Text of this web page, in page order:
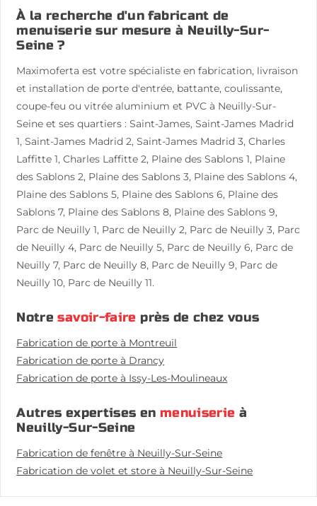
À la recherche d'un fabricant de
menuiserie sur mesure à Neuilly-Sur-
Seine ?
Maximoferta est votre spécialiste en fabrication, livraison
et installation de porte d'entrée, battante, coulissante,
coupe-feu ou vitrée aluminium et PVC à Neuilly-Sur-
Seine et ses quartiers : Saint-James, Saint-James Madrid
1, Saint-James Madrid 2, Saint-James Madrid 3, Charles
Laffitte 1, Charles Laffitte 2, Plaine des Sablons 1, Plaine
des Sablons 2, Plaine des Sablons 3, Plaine des Sablons 4,
Plaine des Sablons 5, Plaine des Sablons 6, Plaine des
Sablons 7, Plaine des Sablons 8, Plaine des Sablons 9,
Parc de Neuilly 1, Parc de Neuilly 2, Parc de Neuilly 3, Parc
de Neuilly 4, Parc de Neuilly 5, Parc de Neuilly 6, Parc de
Neuilly 7, Parc de Neuilly 8, Parc de Neuilly 9, Parc de
Neuilly 10, Parc de Neuilly 11.
Notresavoir-faire près de chez vous
Fabrication de porte à Montreuil
Fabrication de porte à Drancy
Fabrication de porte à Issy-Les-Moulineaux
Autres expertises en menuiserie à
Neuilly-Sur-Seine
Fabrication de fenêtre à Neuilly-Sur-Seine
Fabrication de volet et store à Neuilly-Sur-Seine